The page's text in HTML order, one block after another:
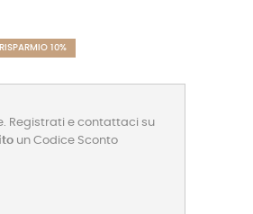
RISPARMIO 10%
Registrati e contattaci su
un Codice Sconto